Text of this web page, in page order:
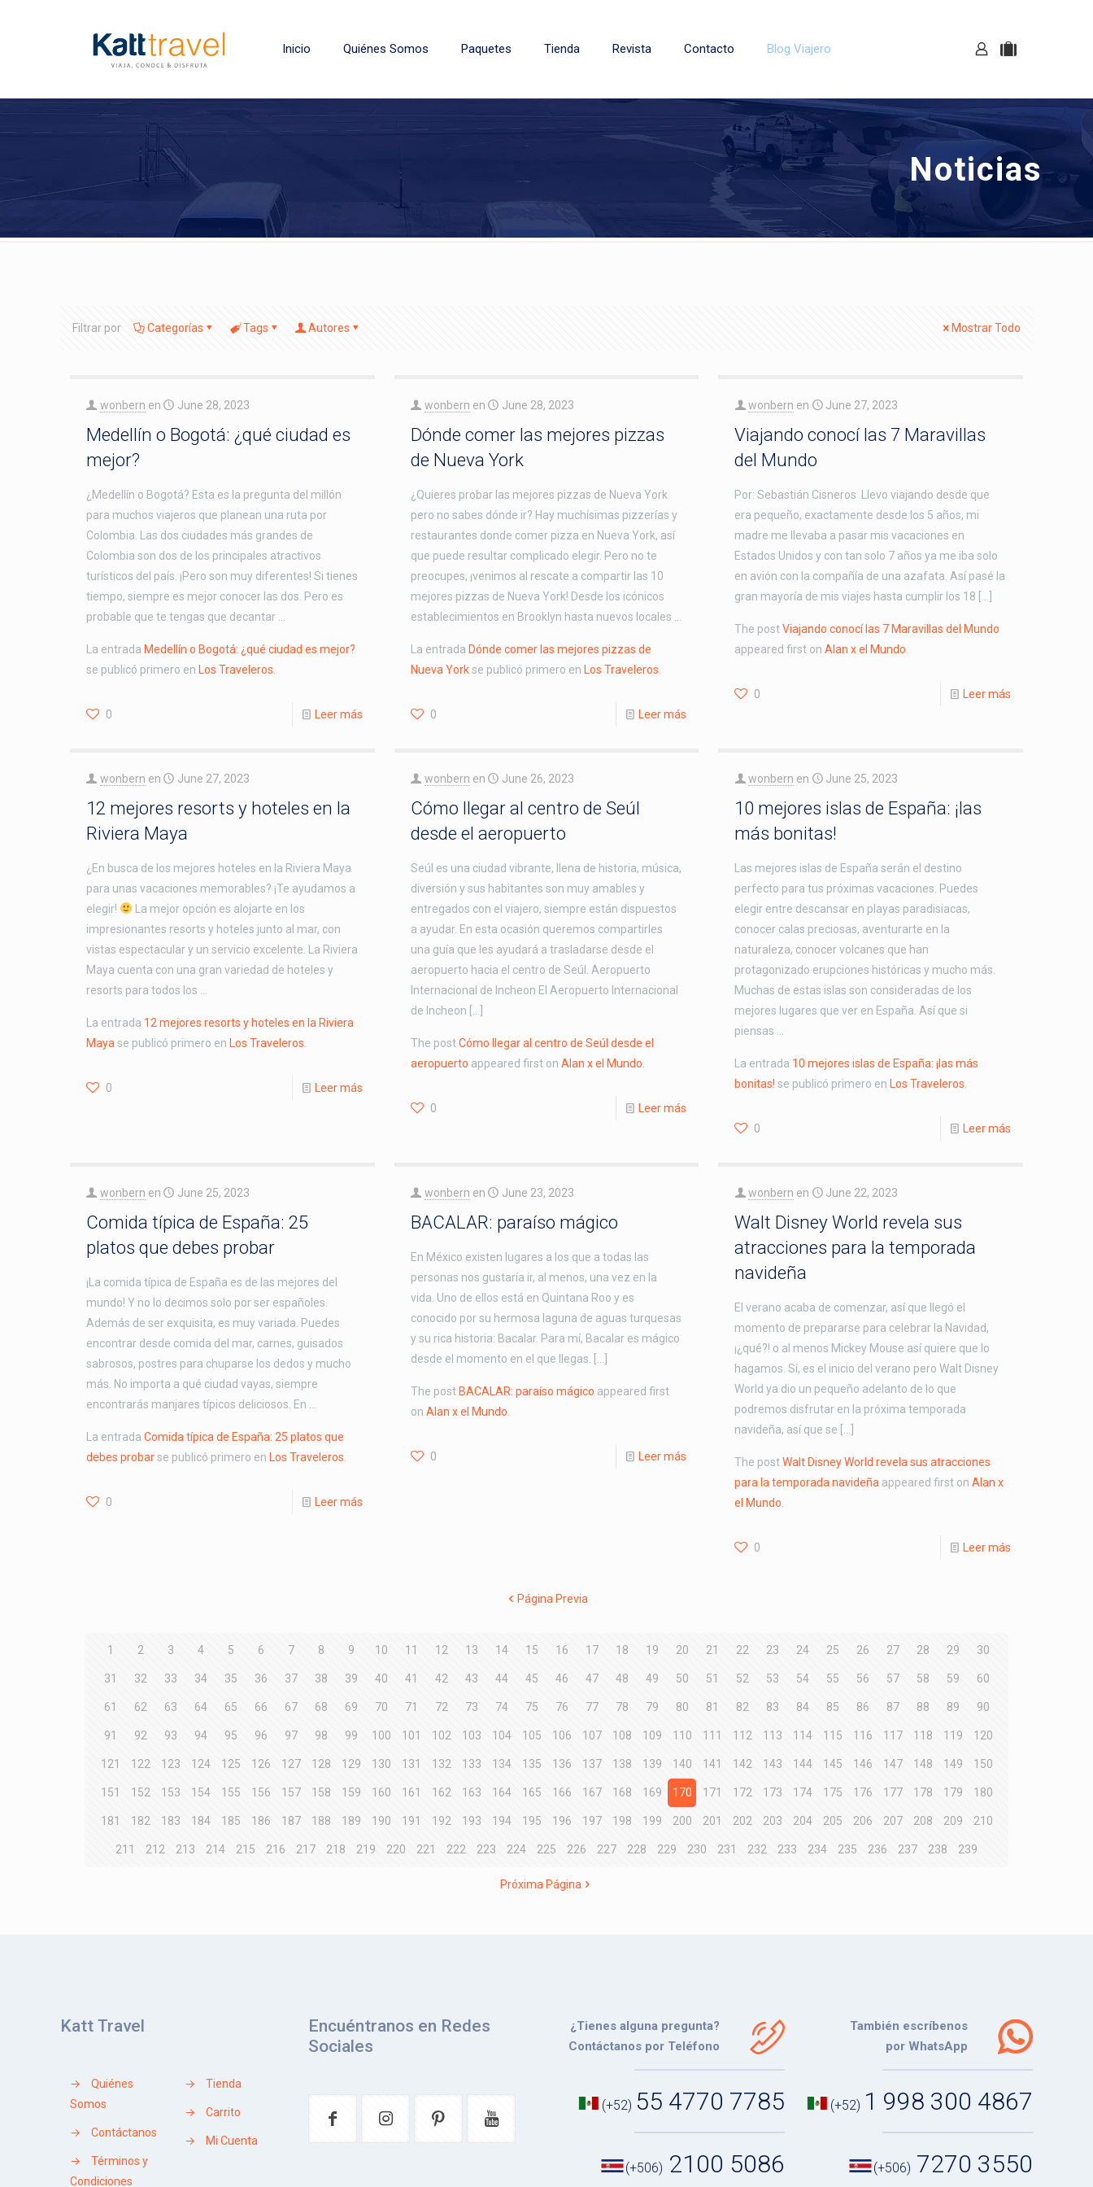
Inicio Quiénes Somos Paquetes Tienda Revista Contacto Blog Viajero
Noticias
Filtrar por Categorías Tags Autores Mostrar Todo
wonbern en June 28, 2023
Medellín o Bogotá: ¿qué ciudad es
mejor?
¿Medellín o Bogotá? Esta es la pregunta del millón
para muchos viajeros que planean una ruta por
Colombia. Las dos ciudades más grandes de
Colombia son dos de los principales atractivos
turísticos del país. ¡Pero son muy diferentes! Si tienes
tiempo, siempre es mejor conocer las dos. Pero es
probable que te tengas que decantar …
La entrada Medellín o Bogotá: ¿qué ciudad es mejor?
se publicó primero en
Los Traveleros
0 Leer más
wonbern en June 28, 2023
Dónde comer las mejores pizzas
de Nueva York
¿Quieres probar las mejores pizzas de Nueva York
pero no sabes dónde ir? Hay muchísimas pizzerías y
restaurantes donde comer pizza en Nueva York, así
que puede resultar complicado elegir. Pero no te
preocupes, ¡venimos al rescate a compartir las 10
mejores pizzas de Nueva York! Desde los icónicos
establecimientos en Brooklyn hasta nuevos locales …
La entrada Dónde comer las mejores pizzas de
Nueva Yorkse publicó primero en Los Traveleros
0 Leer más
wonbern en June 27, 2023
Viajando conocí las 7 Maravillas
del Mundo
Por: Sebastián Cisneros Llevo viajando desde que
era pequeño, exactamente desde los 5 años, mi
madre me llevaba a pasar mis vacaciones en
Estados Unidos y con tan solo 7 años ya me iba solo
en avión con la compañía de una azafata. Así pasé la
gran mayoría de mis viajes hasta cumplir los 18 […]
The postViajando conocí las 7 Maravillas del Mundo
appeared first onAlan x el Mundo
0 Leer más
wonbern en June 27, 2023
12 mejores resorts y hoteles en la
Riviera Maya
¿En busca de los mejores hoteles en la Riviera Maya
para unas vacaciones memorables? ¡Te ayudamos a
elegir!
La mejor opción es alojarte en los
impresionantes resorts y hoteles junto al mar, con
vistas espectacular y un servicio excelente. La Riviera
Maya cuenta con una gran variedad de hoteles y
resorts para todos los …
La entrada 12 mejores resorts y hoteles en la Riviera
Maya se publicó primero en Los Traveleros
0 Leer más
wonbern en June 26, 2023
Cómo llegar al centro de Seúl
desde el aeropuerto
Seúl es una ciudad vibrante, llena de historia, música,
diversión y sus habitantes son muy amables y
entregados con el viajero, siempre están dispuestos
a ayudar. En esta ocasión queremos compartirles
una guía que les ayudará a trasladarse desde el
aeropuerto hacia el centro de Seúl. Aeropuerto
Internacional de Incheon El Aeropuerto Internacional
de Incheon […]
The postCómo llegar al centro de Seúl desde el
aeropuerto appeared first on Alan x el Mundo
0 Leer más
wonbern en June 25, 2023
10 mejores islas de España: ¡las
más bonitas!
Las mejores islas de España serán el destino
perfecto para tus próximas vacaciones. Puedes
elegir entre descansar en playas paradisiacas,
conocer calas preciosas, aventurarte en la
naturaleza, conocer volcanes que han
protagonizado erupciones históricas y mucho más.
Muchas de estas islas son consideradas de los
mejores lugares que ver en España. Así que si
piensas …
La entrada 10 mejores islas de España: ¡las más
bonitas! se publicó primero en Los Traveleros
0 Leer más
wonbern en June 25, 2023
Comida típica de España: 25
platos que debes probar
¡La comida típica de España es de las mejores del
mundo! Y no lo decimos solo por ser españoles.
Además de ser exquisita, es muy variada. Puedes
encontrar desde comida del mar, carnes, guisados
sabrosos, postres para chuparse los dedos y mucho
más. No importa a qué ciudad vayas, siempre
encontrarás manjares típicos deliciosos. En …
La entrada Comida típica de España: 25 platos que
debes probarse publicó primero en Los Traveleros
0 Leer más
wonbern en June 23, 2023
BACALAR: paraíso mágico
En México existen lugares a los que a todas las
personas nos gustaría ir, al menos, una vez en la
vida. Uno de ellos está en Quintana Roo y es
conocido por su hermosa laguna de aguas turquesas
y su rica historia: Bacalar. Para mí, Bacalar es mágico
desde el momento en el que llegas. […]
The post BACALAR: paraíso mágico appeared first
on Alan x el Mundo
0 Leer más
wonbern en June 22, 2023
Walt Disney World revela sus
atracciones para la temporada
navideña
El verano acaba de comenzar, así que llegó el
momento de prepararse para celebrar la Navidad,
¡¿qué?! o al menos Mickey Mouse así quiere que lo
hagamos. Sí, es el inicio del verano pero Walt Disney
World ya dio un pequeño adelanto de lo que
podremos disfrutar en la próxima temporada
navideña, así que se […]
The postWalt Disney World revela sus atracciones
para la temporada navideña appeared first onAlan x
el Mundo
0 Leer más
Página Previa
1 2 3 4 5 6 7 8 9 10 11 12 13 14 15 16 17 18 19 20 21 22 23 24 25 26 27 28 29 30
31 32 33 34 35 36 37 38 39 40 41 42 43 44 45 46 47 48 49 50 51 52 53 54 55 56 57 58 59 60
61 62 63 64 65 66 67 68 69 70 71 72 73 74 75 76 77 78 79 80 81 82 83 84 85 86 87 88 89 90
91 92 93 94 95 96 97 98 99 100 101 102 103 104 105 106 107 108 109 110 111 112 113 114 115 116 117 118 119 120
121 122 123 124 125 126 127 128 129 130 131 132 133 134 135 136 137 138 139 140 141 142 143 144 145 146 147 148 149 150
151 152 153 154 155 156 157 158 159 160 161 162 163 164 165 166 167 168 169 170 171 172 173 174 175 176 177 178 179 180
181 182 183 184 185 186 187 188 189 190 191 192 193 194 195 196 197 198 199 200 201 202 203 204 205 206 207 208 209 210
211 212 213 214 215 216 217 218 219 220 221 222 223 224 225 226 227 228 229 230 231 232 233 234 235 236 237 238 239
Próxima Página
Katt Travel
→
Quiénes
Somos
→ Contáctanos
→
Términos y
Condiciones
→ Tienda
→ Carrito
→ Mi Cuenta
Encuéntranos en Redes
Sociales
¿Tienes alguna pregunta?
Contáctanos por Teléfono
(+52) 55 4770 7785
(+506) 2100 5086
También escríbenos
por WhatsApp
(+52) 1 998 300 4867
(+506) 7270 3550